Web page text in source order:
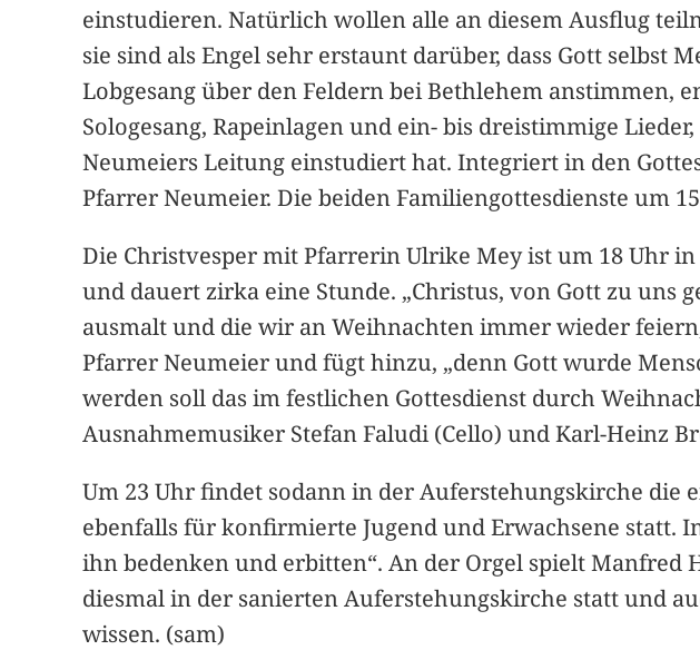
einstudieren. Natürlich wollen alle an diesem Ausflug
sie sind als Engel sehr erstaunt darüber, dass Gott selbst
Lobgesang über den Feldern bei Bethlehem anstimmen,
Sologesang, Rapeinlagen und ein- bis dreistimmige
Neumeiers Leitung einstudiert hat. Integriert in den
Pfarrer Neumeier. Die beiden Familiengottesdienste um
Die Christvesper mit Pfarrerin Ulrike Mey ist um 18 Uhr
und dauert zirka eine Stunde. „Christus, von Gott zu uns
ausmalt und die wir an Weihnachten immer wieder
Pfarrer Neumeier und fügt hinzu, „denn Gott wurde
werden soll das im festlichen Gottesdienst durch
Ausnahmemusiker Stefan Faludi (Cello) und Karl-Heinz
Um 23 Uhr findet sodann in der Auferstehungskirche
ebenfalls für konfirmierte Jugend und Erwachsene statt.
ihn bedenken und erbitten“. An der Orgel spielt Manfred
diesmal in der sanierten Auferstehungskirche statt und
wissen. (sam)